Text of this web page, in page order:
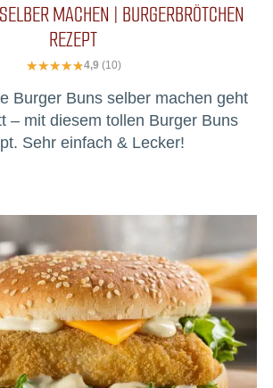
MACHEN | BURGERBRÖTCHEN
REZEPT
4,9 (10)
Burger Buns selber machen geht
– mit diesem tollen Burger Buns
Sehr einfach & Lecker!